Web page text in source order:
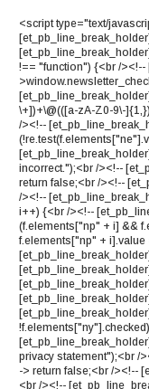
<script type="text/
!== "function") {<br /
\+])+\@(([a-zA-Z0-9\-
/><!--
incorrect.");<br /><!--
return false;<br /><!--
/><!--
i++) {<br /><!--
(f.elements["np" + i] &&
f.elements["np" +
privacy statement");<br /
-> return false;<br /><!--
<br /><!--